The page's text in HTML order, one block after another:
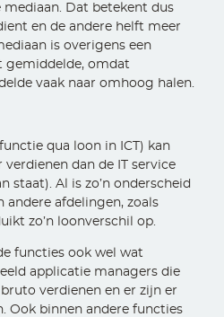
Dat betekent dus
en de andere helft meer
is overigens een
gemiddelde, omdat
vaak naar omhoog halen.
qua loon in ICT) kan
dan de IT service
staat). Al is zo’n onderscheid
afdelingen, zoals
zo’n loonverschil op.
functies ook wel wat
applicatie managers die
verdienen en er zijn er
Ook binnen andere functies